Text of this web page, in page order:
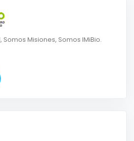
Misiones, Somos IMiBio.